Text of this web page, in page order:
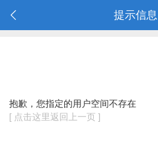
提示信息
抱歉，您指定的用户空间不存在
[ 点击这里返回上一页 ]